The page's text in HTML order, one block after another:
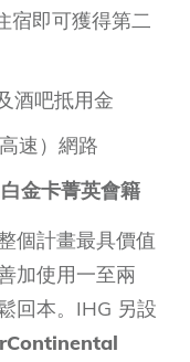
宿即可獲得第二
酒吧抵用金
速）網路
金卡菁英會籍
個計畫最具價值
加使用一至兩
回本。IHG 另設